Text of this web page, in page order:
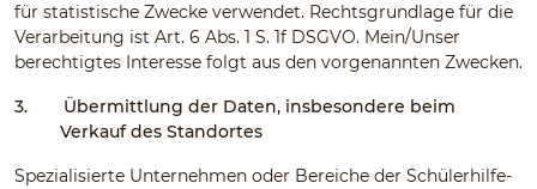
für statistische Zwecke verwendet. Rechtsgrundlage für die
Verarbeitung ist Art. 6 Abs. 1 S. 1f DSGVO. Mein/Unser
berechtigtes Interesse folgt aus den vorgenannten Zwecken.
3.
Übermittlung der Daten, insbesondere beim
Verkauf des Standortes
Spezialisierte Unternehmen oder Bereiche der Schülerhilfe-